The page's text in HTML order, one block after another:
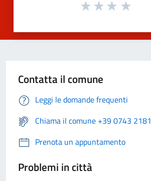
Contatta il comune
Leggi le domande frequenti
Chiama il comune +39 0743 2181
Prenota un appuntamento
Problemi in città